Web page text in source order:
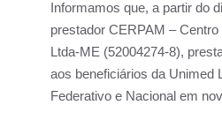
Informamos que, a partir do
prestador CERPAM –
Ltda-ME (52004274-8),
aos beneficiários da Unimed
Federativo e Nacional em